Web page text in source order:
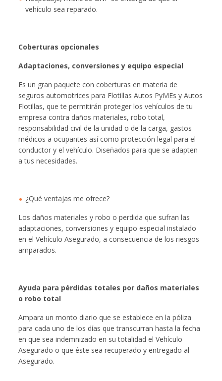
vehículo sea reparado.
Coberturas opcionales
Adaptaciones, conversiones y equipo especial
Es un gran paquete con coberturas en materia de
seguros automotrices para Flotillas Autos PyMEs y Autos
Flotillas, que te permitirán proteger los vehículos de tu
empresa contra daños materiales, robo total,
responsabilidad civil de la unidad o de la carga, gastos
médicos a ocupantes así como protección legal para el
conductor y el vehículo. Diseñados para que se adapten
a tus necesidades.
¿Qué ventajas me ofrece?
Los daños materiales y robo o perdida que sufran las
adaptaciones, conversiones y equipo especial instalado
en el Vehículo Asegurado, a consecuencia de los riesgos
amparados.
Ayuda para pérdidas totales por daños materiales
o robo total
Ampara un monto diario que se establece en la póliza
para cada uno de los días que transcurran hasta la fecha
en que sea indemnizado en su totalidad el Vehículo
Asegurado o que éste sea recuperado y entregado al
Asegurado.